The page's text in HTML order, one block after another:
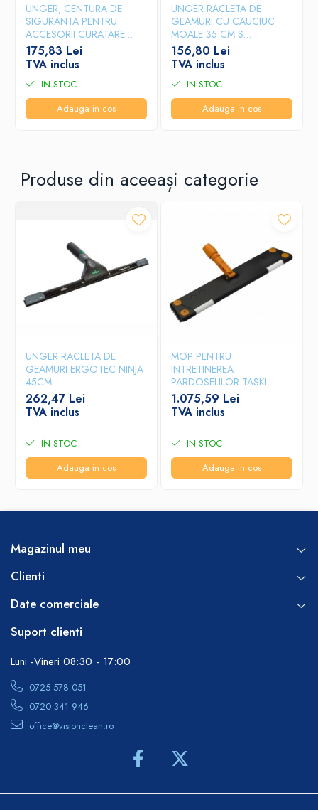
UNGER, CENTURA DE
SIGURANTA PENTRU
ACCESORII CURATARE
GEAMURI
175,83 Lei
TVA inclus
IN STOC
Adauga in cos
UNGER RACLETA DE
GEAMURI CU CAUCIUC
MOALE 35 CM S
SQUEEGEE
156,80 Lei
TVA inclus
IN STOC
Adauga in cos
Produse din aceeași categorie
UNGER RACLETA DE
GEAMURI ERGOTEC NINJA
45CM
262,47 Lei
TVA inclus
IN STOC
Adauga in cos
MOP PENTRU
INTRETINEREA
PARDOSELILOR TASKI
LAMELLO 80CM
1.075,59 Lei
TVA inclus
IN STOC
Adauga in cos
Magazinul meu
Clienti
Date comerciale
Suport clienti
Luni -Vineri 08:30 - 17:00
0725 578 051
0720 341 946
office@visionclean.ro